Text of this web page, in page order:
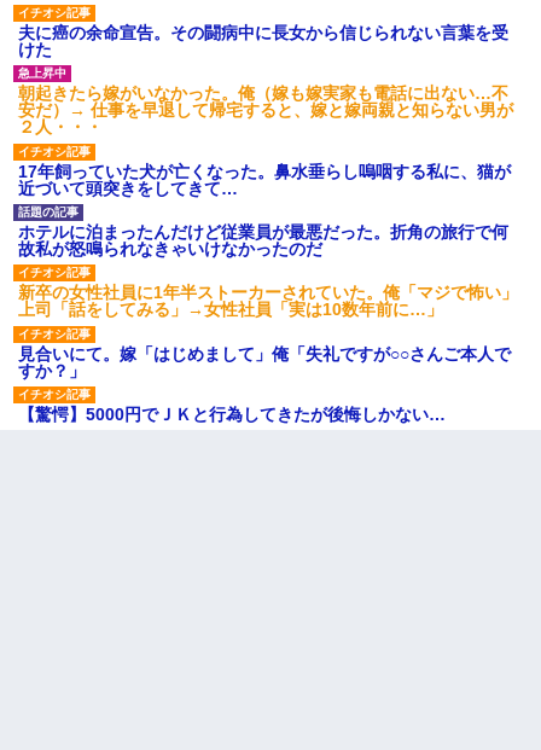
夫に癌の余命宣告。その闘病中に長女から信じられない言葉を受
けた
朝起きたら嫁がいなかった。俺（嫁も嫁実家も電話に出ない…不
安だ）→ 仕事を早退して帰宅すると、嫁と嫁両親と知らない男が
２人・・・
17年飼っていた犬が亡くなった。鼻水垂らし嗚咽する私に、猫が
近づいて頭突きをしてきて…
ホテルに泊まったんだけど従業員が最悪だった。折角の旅行で何
故私が怒鳴られなきゃいけなかったのだ
新卒の女性社員に1年半ストーカーされていた。俺「マジで怖い」
上司「話をしてみる」→女性社員「実は10数年前に…」
見合いにて。嫁「はじめまして」俺「失礼ですが○○さんご本人で
すか？」
【驚愕】5000円でＪＫと行為してきたが後悔しかない…